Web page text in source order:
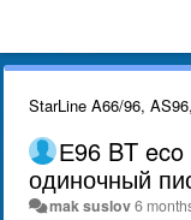
StarLine A66/96,
Е96 BT eco
одиночный
mak suslov6